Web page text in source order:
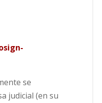
se
judicial (en su